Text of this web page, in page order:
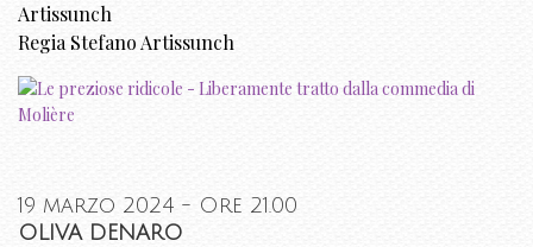
Artissunch
Regia Stefano Artissunch
19 marzo 2024 - Ore 21.00
OLIVA DENARO